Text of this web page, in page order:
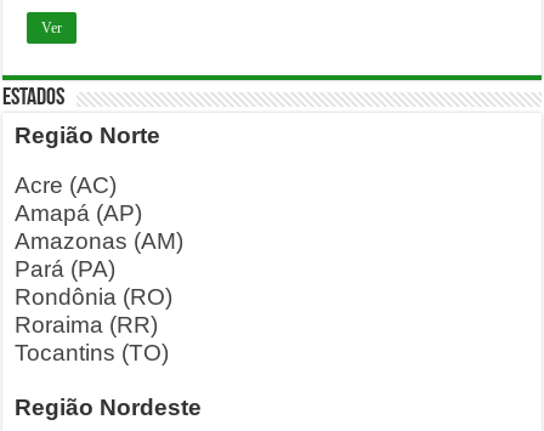
Ver
ESTADOS
Região Norte
Acre (AC)
Amapá (AP)
Amazonas (AM)
Pará (PA)
Rondônia (RO)
Roraima (RR)
Tocantins (TO)
Região Nordeste